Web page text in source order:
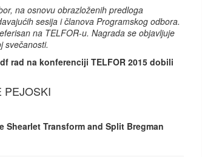
na osnovu obrazloženih predloga
sesija i članova Programskog odbora.
na TELFOR-u. Nagrada se objavljuje
svečanosti.
rad na konferenciji TELFOR 2015 dobili
PEJOSKI
Shearlet Transform and Split Bregman